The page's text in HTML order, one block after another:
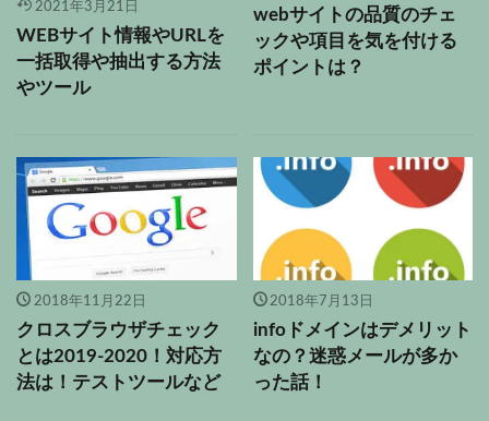
2021年3月21日
WEBサイト情報やURLを
一括取得や抽出する方法
やツール
webサイトの品質のチェ
ックや項目を気を付ける
ポイントは？
2018年11月22日
クロスブラウザチェック
とは2019-2020！対応方
法は！テストツールなど
2018年7月13日
infoドメインはデメリット
なの？迷惑メールが多か
った話！